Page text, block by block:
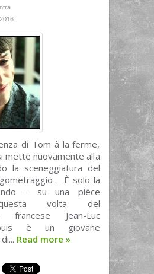
di Tom à la ferme,
mette nuovamente alla
la sceneggiatura del
– È solo la
– su una pièce
volta del
francese Jean-Luc
è un giovane
Read more »